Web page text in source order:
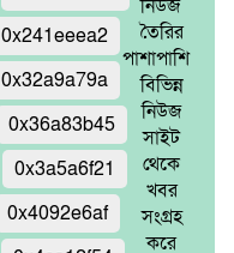
0x241eeea2
0x32a9a79a
0x36a83b45
0x3a5a6f21
0x4092e6af
নিউজ
তৈরির
পাশাপাশি
বিভিন্ন
নিউজ
সাইট
থেকে
খবর
সংগ্রহ
করে